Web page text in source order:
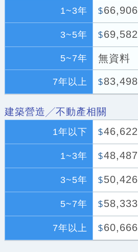
1~3年 $66,906
3~5年 $69,582
5~7年 無資料
7年以上 $83,498
建築營造╱不動產相關
1年以下 $46,622
1~3年 $48,487
3~5年 $50,426
5~7年 $58,333
7年以上 $60,666